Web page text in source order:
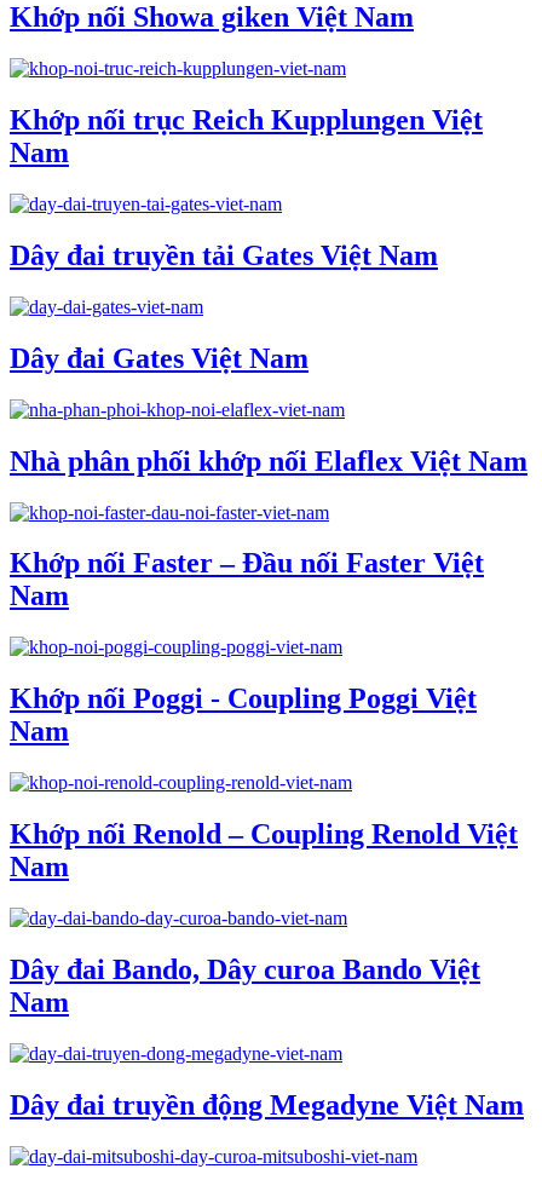
Khớp nối Showa giken Việt Nam
Khớp nối trục Reich Kupplungen Việt
Nam
Dây đai truyền tải Gates Việt Nam
Dây đai Gates Việt Nam
Nhà phân phối khớp nối Elaflex Việt Nam
Khớp nối Faster – Đầu nối Faster Việt
Nam
Khớp nối Poggi - Coupling Poggi Việt
Nam
Khớp nối Renold – Coupling Renold Việt
Nam
Dây đai Bando, Dây curoa Bando Việt
Nam
Dây đai truyền động Megadyne Việt Nam